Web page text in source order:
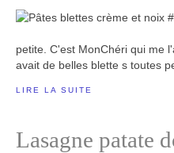
petite. C'est MonChéri qui me
avait de belles blette s toutes
LIRE LA SUITE
Lasagne patate